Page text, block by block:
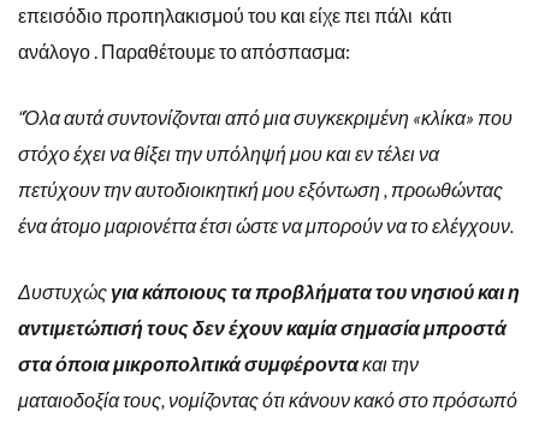
επεισόδιο προπηλακισμού του και είχε πει πάλι κάτι
ανάλογο . Παραθέτουμε το απόσπασμα:
“Όλα αυτά συντονίζονται από μια συγκεκριμένη «κλίκα» που
στόχο έχει να θίξει την υπόληψή μου και εν τέλει να
πετύχουν την αυτοδιοικητική μου εξόντωση , προωθώντας
ένα άτομο μαριονέττα έτσι ώστε να μπορούν να το ελέγχουν.
Δυστυχώς για κάποιους τα προβλήματα του νησιού και η
αντιμετώπισή τους δεν έχουν καμία σημασία μπροστά
στα όποια μικροπολιτικά συμφέροντακαι την
ματαιοδοξία τους, νομίζοντας ότι κάνουν κακό στο πρόσωπό